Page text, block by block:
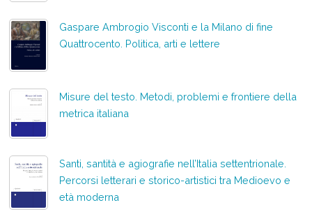
Gaspare Ambrogio Visconti e la Milano di fine
Quattrocento. Politica, arti e lettere
Misure del testo. Metodi, problemi e frontiere della
metrica italiana
Santi, santità e agiografie nell’Italia settentrionale.
Percorsi letterari e storico-artistici tra Medioevo e
età moderna